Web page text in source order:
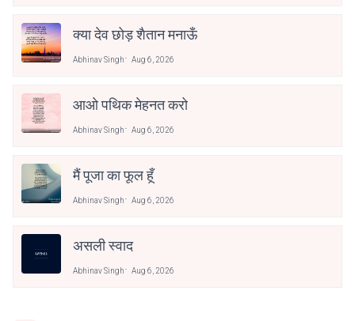
क्या देव छोड़ शैतान मनाऊँ
Abhinav Singh Aug 6, 2026
आओ पथिक मेहनत करो
Abhinav Singh Aug 6, 2026
मैं पूजा का फूल हूँ
Abhinav Singh Aug 6, 2026
असली स्वाद
Abhinav Singh Aug 6, 2026